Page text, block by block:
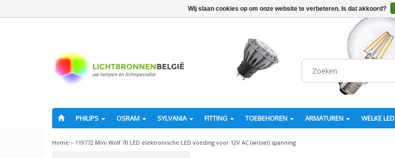
PHILIPS OSRAM SYLVANIA FITTING TOEBEHOREN ARMATUREN WELKE LED
Home » 119772 Mini Wolf 70 LED elektronische LED voeding voor 12V AC (wissel) spanning
Wij slaan cookies op om onze website te verbeteren. Is dat akkoord?